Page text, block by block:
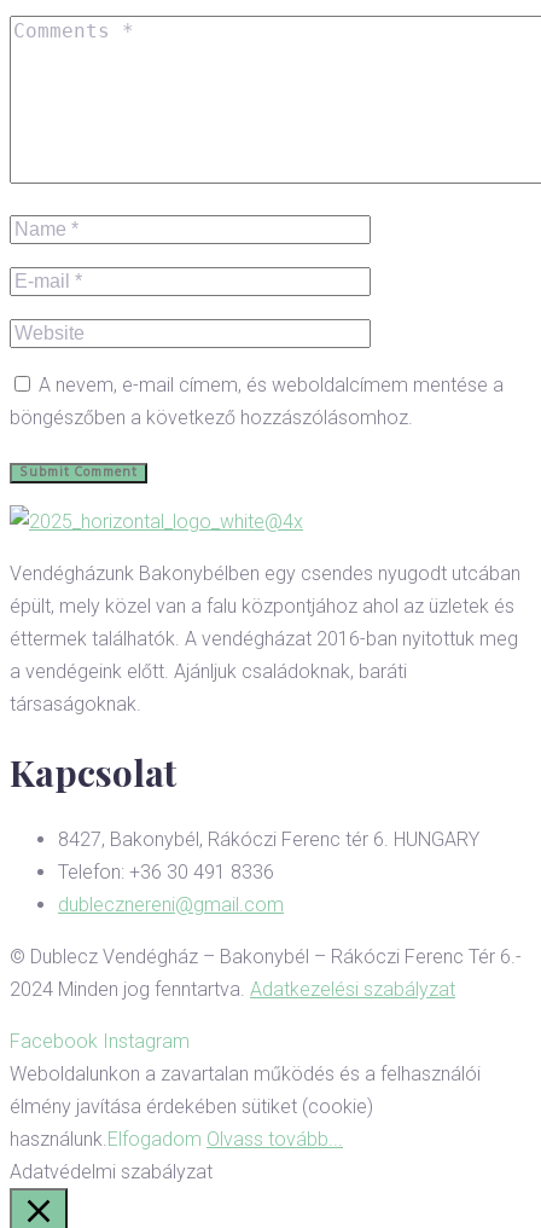
A nevem, e-mail címem, és weboldalcímem mentése a
böngészőben a következő hozzászólásomhoz.
Vendégházunk Bakonybélben egy csendes nyugodt utcában
épült, mely közel van a falu központjához ahol az üzletek és
éttermek találhatók. A vendégházat 2016-ban nyitottuk meg
a vendégeink előtt. Ajánljuk családoknak, baráti
társaságoknak.
Kapcsolat
8427, Bakonybél, Rákóczi Ferenc tér 6. HUNGARY
Telefon: +36 30 491 8336
dublecznereni@gmail.com
© Dublecz Vendégház – Bakonybél – Rákóczi Ferenc Tér 6.-
2024 Minden jog fenntartva. Adatkezelési szabályzat
Facebook Instagram
Weboldalunkon a zavartalan működés és a felhasználói
élmény javítása érdekében sütiket (cookie)
használunk.Elfogadom Olvass tovább...
Adatvédelmi szabályzat